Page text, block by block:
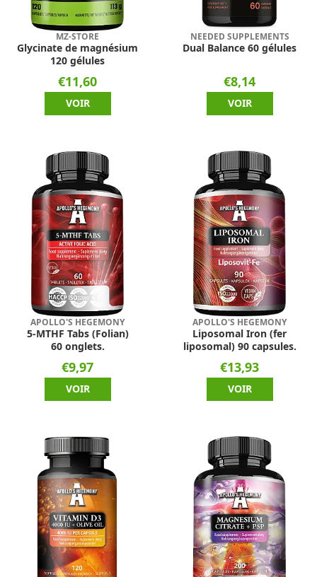
MZ-STORE
Glycinate de magnésium
120 gélules
€11,60
VOIR
NEEDED SUPPLEMENTS
Dual Balance 60 gélules
€8,14
VOIR
APOLLO'S HEGEMONY
5-MTHF Tabs (Folian)
60 onglets.
€9,97
VOIR
APOLLO'S HEGEMONY
Liposomal Iron (fer
liposomal) 90 capsules.
€13,93
VOIR